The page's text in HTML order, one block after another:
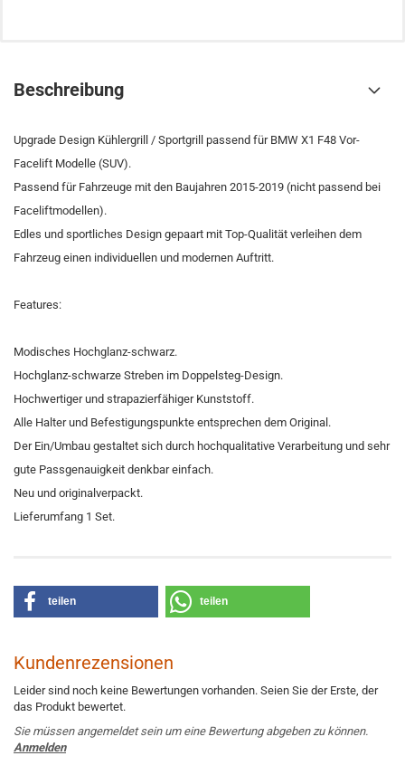
Beschreibung
Upgrade Design Kühlergrill / Sportgrill passend für BMW X1 F48 Vor-
Facelift Modelle (SUV).
Passend für Fahrzeuge mit den Baujahren 2015-2019 (nicht passend bei
Faceliftmodellen).
Edles und sportliches Design gepaart mit Top-Qualität verleihen dem
Fahrzeug einen individuellen und modernen Auftritt.
Features:
Modisches Hochglanz-schwarz.
Hochglanz-schwarze Streben im Doppelsteg-Design.
Hochwertiger und strapazierfähiger Kunststoff.
Alle Halter und Befestigungspunkte entsprechen dem Original.
Der Ein/Umbau gestaltet sich durch hochqualitative Verarbeitung und sehr
gute Passgenauigkeit denkbar einfach.
Neu und originalverpackt.
Lieferumfang 1 Set.
teilen teilen
Kundenrezensionen
Leider sind noch keine Bewertungen vorhanden. Seien Sie der Erste, der
das Produkt bewertet.
Sie müssen angemeldet sein um eine Bewertung abgeben zu können.
Anmelden